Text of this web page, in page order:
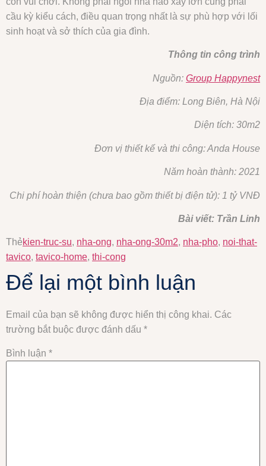
cầu kỳ kiểu cách, điều quan trọng nhất là sự phù hợp với lối
sinh hoạt và sở thích của gia đình.
Thông tin công trình
Nguồn: Group Happynest
Địa điểm: Long Biên, Hà Nội
Diện tích: 30m2
Đơn vị thiết kế và thi công: Anda House
Năm hoàn thành: 2021
Chi phí hoàn thiện (chưa bao gồm thiết bị điện tử): 1 tỷ VNĐ
Bài viết: Trần Linh
Thẻkien-truc-su, nha-ong, nha-ong-30m2, nha-pho, noi-that-
tavico, tavico-home, thi-cong
Để lại một bình luận
Email của bạn sẽ không được hiển thị công khai. Các
trường bắt buộc được đánh dấu *
Bình luận *